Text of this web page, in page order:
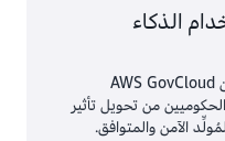
الذكاء
يوضح هذا المستند الفني كيف تمكّن AWS GovCloud
من تحويل تأثير
الآمن والمتوافق.